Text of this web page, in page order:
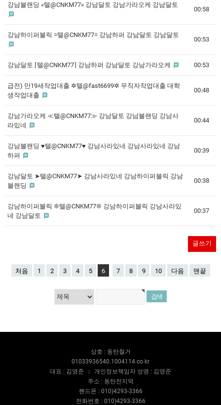
강남블랜딩 «텔@CNKM77» 강남달토 강남가라오케 강남달토
00:58
강남하이퍼블릭 =텔@CNKM77= 강남하퍼 강남달토 강남달토
00:53
강남달토 ⌈텔@CNKM77⌉ 강남하퍼 강남달토 강남가라오케 00:53
급전) 만19세작업대출 ✲텔@fast6699✲ 무직자작업대출 대학
생작업대출
00:48
강남가라오케 ≪텔@CNKM77≫ 강남달토 강남블랜딩 강남사
라있네
00:44
강남블랜딩 ♥텔@CNKM77♥ 강남사라있네 강남사라있네 강남
하퍼
00:39
강남달토 ➤텔@CNKM77➤ 강남사라있네 강남하이퍼블릭 강남
블랜딩
00:38
강남하이퍼블릭 ❊텔@CNKM77❊ 강남하이퍼블릭 강남사라있
네 강남달토
00:37
글쓰기
처음 1 2 3 4 5 6 7 8 9 10 다음 맨끝
상호 : 동탄철거
01033936540.1004114.co.kr
대표 : 김영준
개인정보책임자 성명 : 김영준
주소 : 동탄전지역
핸드폰 : 010)4293-3366
전화번호 : 010)4293-3366